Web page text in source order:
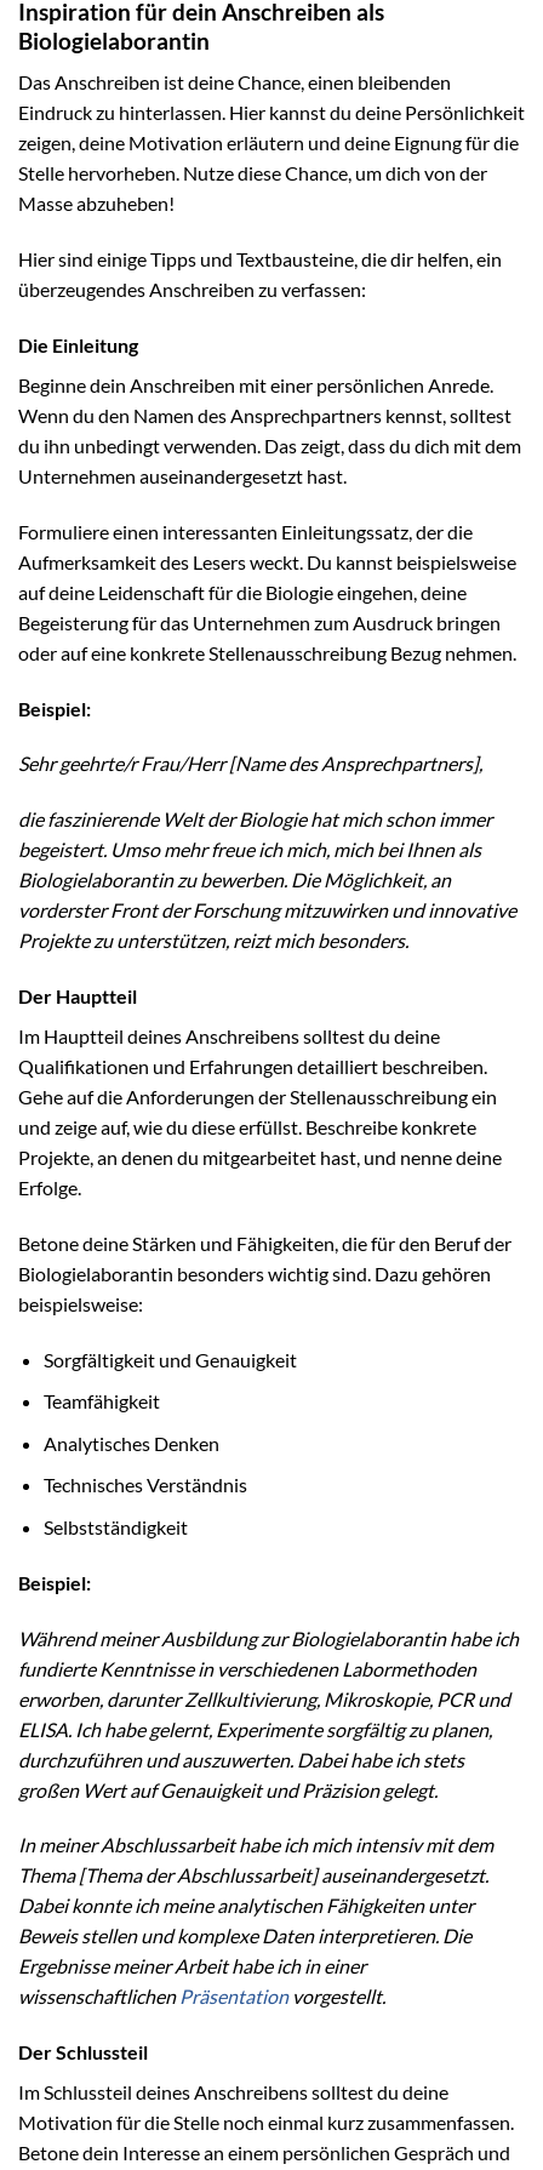
Inspiration für dein Anschreiben als
Biologielaborantin
Das Anschreiben ist deine Chance, einen bleibenden
Eindruck zu hinterlassen. Hier kannst du deine Persönlichkeit
zeigen, deine Motivation erläutern und deine Eignung für die
Stelle hervorheben. Nutze diese Chance, um dich von der
Masse abzuheben!
Hier sind einige Tipps und Textbausteine, die dir helfen, ein
überzeugendes Anschreiben zu verfassen:
Die Einleitung
Beginne dein Anschreiben mit einer persönlichen Anrede.
Wenn du den Namen des Ansprechpartners kennst, solltest
du ihn unbedingt verwenden. Das zeigt, dass du dich mit dem
Unternehmen auseinandergesetzt hast.
Formuliere einen interessanten Einleitungssatz, der die
Aufmerksamkeit des Lesers weckt. Du kannst beispielsweise
auf deine Leidenschaft für die Biologie eingehen, deine
Begeisterung für das Unternehmen zum Ausdruck bringen
oder auf eine konkrete Stellenausschreibung Bezug nehmen.
Beispiel:
Sehr geehrte/r Frau/Herr [Name des Ansprechpartners],
die faszinierende Welt der Biologie hat mich schon immer
begeistert. Umso mehr freue ich mich, mich bei Ihnen als
Biologielaborantin zu bewerben. Die Möglichkeit, an
vorderster Front der Forschung mitzuwirken und innovative
Projekte zu unterstützen, reizt mich besonders.
Der Hauptteil
Im Hauptteil deines Anschreibens solltest du deine
Qualifikationen und Erfahrungen detailliert beschreiben.
Gehe auf die Anforderungen der Stellenausschreibung ein
und zeige auf, wie du diese erfüllst. Beschreibe konkrete
Projekte, an denen du mitgearbeitet hast, und nenne deine
Erfolge.
Betone deine Stärken und Fähigkeiten, die für den Beruf der
Biologielaborantin besonders wichtig sind. Dazu gehören
beispielsweise:
Sorgfältigkeit und Genauigkeit
Teamfähigkeit
Analytisches Denken
Technisches Verständnis
Selbstständigkeit
Beispiel:
Während meiner Ausbildung zur Biologielaborantin habe ich
fundierte Kenntnisse in verschiedenen Labormethoden
erworben, darunter Zellkultivierung, Mikroskopie, PCR und
ELISA. Ich habe gelernt, Experimente sorgfältig zu planen,
durchzuführen und auszuwerten. Dabei habe ich stets
großen Wert auf Genauigkeit und Präzision gelegt.
In meiner Abschlussarbeit habe ich mich intensiv mit dem
Thema [Thema der Abschlussarbeit] auseinandergesetzt.
Dabei konnte ich meine analytischen Fähigkeiten unter
Beweis stellen und komplexe Daten interpretieren. Die
Ergebnisse meiner Arbeit habe ich in einer
wissenschaftlichen Präsentationvorgestellt.
Der Schlussteil
Im Schlussteil deines Anschreibens solltest du deine
Motivation für die Stelle noch einmal kurz zusammenfassen.
Betone dein Interesse an einem persönlichen Gespräch und